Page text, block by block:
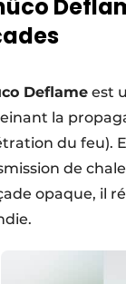
Deflame est
la
du feu).
de
opaque, il